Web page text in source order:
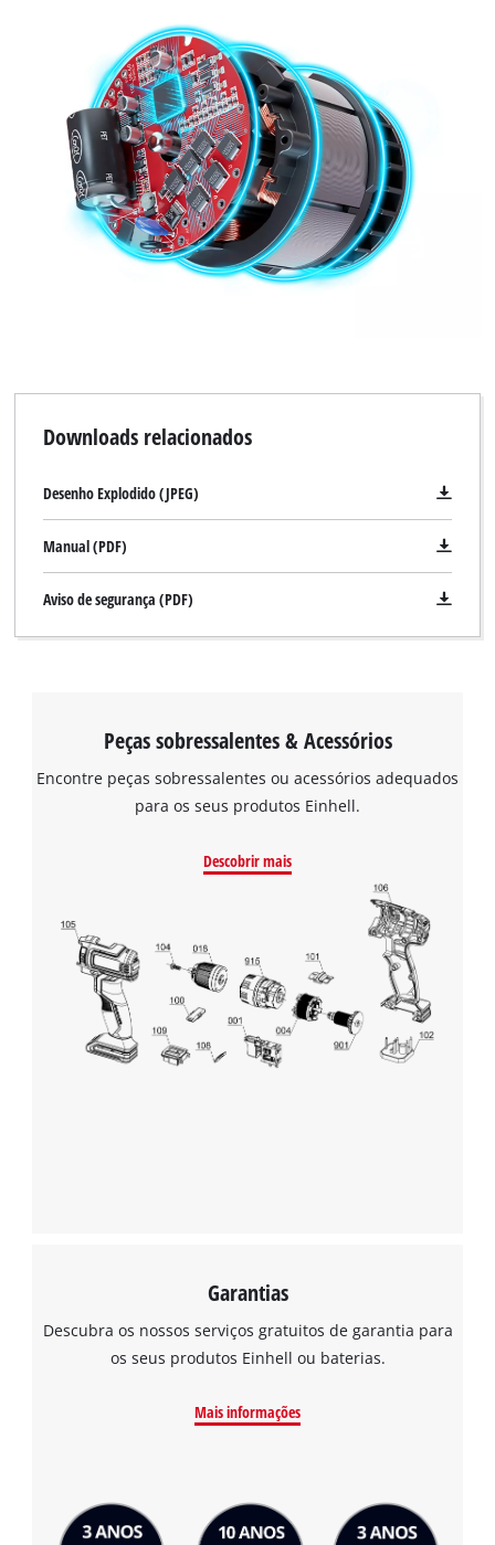
Downloads relacionados
Desenho Explodido (JPEG)
Manual (PDF)
Aviso de segurança (PDF)
Peças sobressalentes & Acessórios
Encontre peças sobressalentes ou acessórios adequados
para os seus produtos Einhell.
Descobrir mais
Garantias
Descubra os nossos serviços gratuitos de garantia para
os seus produtos Einhell ou baterias.
Mais informações